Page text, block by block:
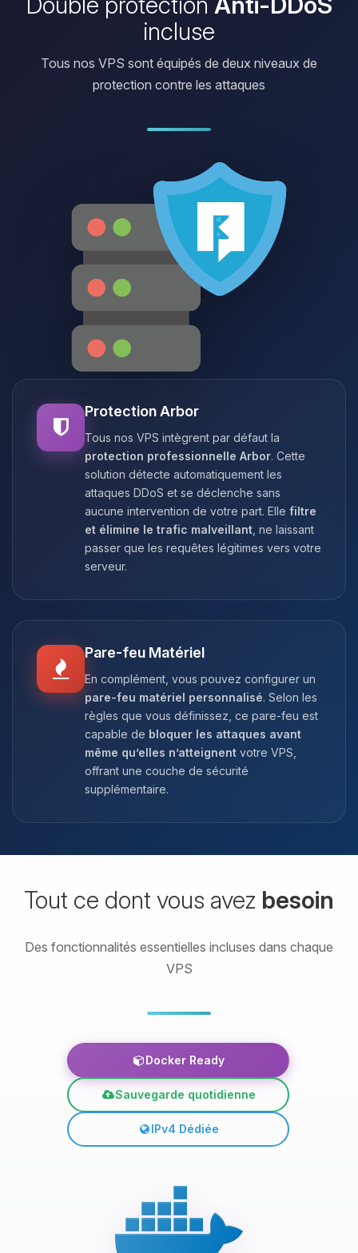
incluse
Tous nos VPS sont équipés de deux niveaux de
protection contre les attaques
Protection Arbor
Tous nos VPS intègrent par défaut la
protection professionnelle Arbor. Cette
solution détecte automatiquement les
attaques DDoS et se déclenche sans
aucune intervention de votre part. Elle filtre
et élimine le trafic malveillant , ne laissant
passer que les requêtes légitimes vers votre
serveur.
Pare-feu Matériel
En complément, vous pouvez configurer un
pare-feu matériel personnalisé. Selon les
règles que vous définissez, ce pare-feu est
capable de bloquer les attaques avant
même qu’elles n’atteignent votre VPS,
offrant une couche de sécurité
supplémentaire.
Tout ce dont vous avez besoin
Des fonctionnalités essentielles incluses dans chaque
VPS
Docker Ready
Sauvegarde quotidienne
IPv4 Dédiée